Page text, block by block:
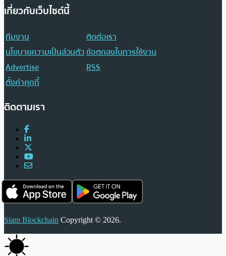
เกี่ยวกับเว็บไซต์นี้
ทีมงาน
ติดต่อเรา
นโยบายความเป็นส่วนตัวข้อตกลงในการใช้งาน
Advertise
RSS
ตั้งค่าคุกกี้
ติดตามเรา
Siam Blockchain Copyright © 2026.